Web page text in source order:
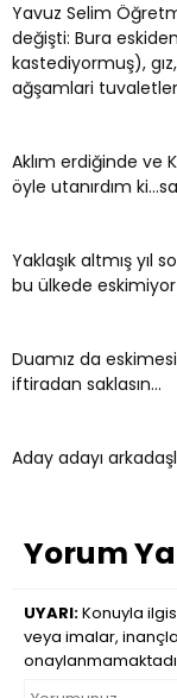
Yavuz Selim
değişti: Bura
kastediyormuş),
ağşamlari
Aklım erdiğinde ve
öyle utanırdım
Yaklaşık altmış yıl
bu ülkede
Duamız da
iftiradan saklasın...
Aday adayı
Yorum
UYARI:Konuyla
veya imalar,